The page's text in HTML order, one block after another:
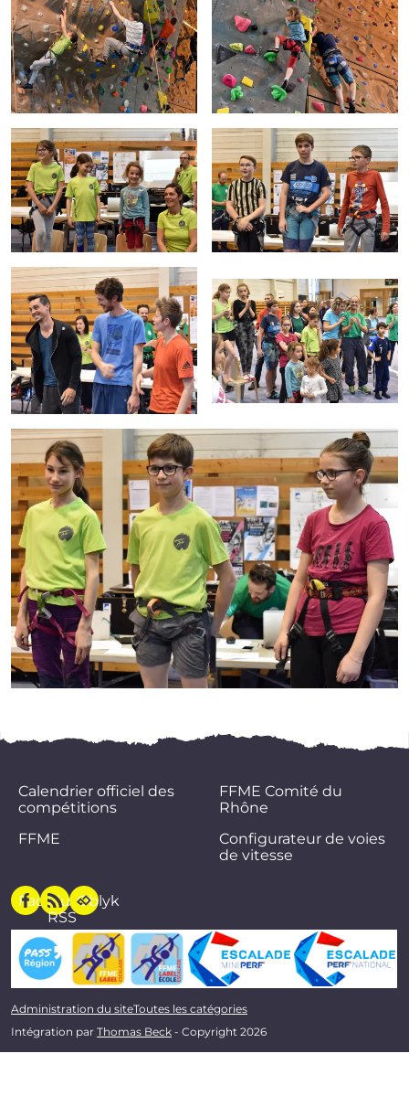
Calendrier officiel des
compétitions
FFME
FFME Comité du
Rhône
Configurateur de voies
de vitesse
Facebook
Flux
RSS
Oblyk
Administration du siteToutes les catégories
Intégration par Thomas Beck - Copyright 2026